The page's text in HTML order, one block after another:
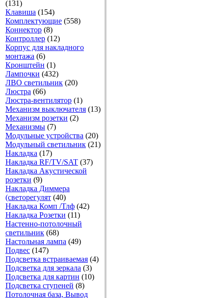
(131)
Клавиша (154)
Комплектующие (558)
Коннектор (8)
Контроллер (12)
Корпус для накладного
монтажа (6)
Кронштейн (1)
Лампочки (432)
ЛВО светильник (20)
Люстра (66)
Люстра-вентилятор (1)
Механизм выключателя (13)
Механизм розетки (2)
Механизмы (7)
Модульные устройства (20)
Модульный светильник (21)
Накладка (17)
Накладка RF/TV/SAT (37)
Накладка Акустической
розетки (9)
Накладка Диммера
(светорегулят (40)
Накладка Комп /Тлф (42)
Накладка Розетки (11)
Настенно-потолочный
светильник (68)
Настольная лампа (49)
Подвес (147)
Подсветка встраиваемая (4)
Подсветка для зеркала (3)
Подсветка для картин (10)
Подсветка ступеней (8)
Потолочная база, Вывод